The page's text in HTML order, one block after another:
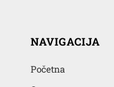
NAVIGACIJA
Početna